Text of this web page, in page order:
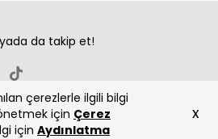
çerezlerle ilgili bilgi
için Çerez
için Aydınlatma
x
da takip et!